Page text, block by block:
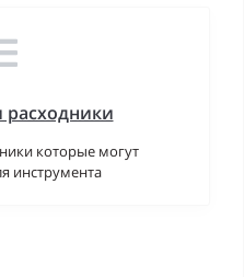
расходники
которые могут
инструмента